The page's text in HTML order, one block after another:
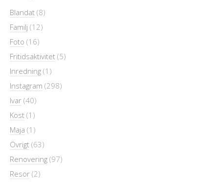
Blandat (8)
Familj (12)
Foto (16)
Fritidsaktivitet (5)
Inredning (1)
Instagram (298)
Ivar (40)
Kost (1)
Maja (1)
Övrigt (63)
Renovering (97)
Resor (2)